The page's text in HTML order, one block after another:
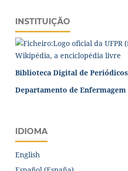
INSTITUIÇÃO
Biblioteca Digital de Periódicos
Departamento de Enfermagem
IDIOMA
English